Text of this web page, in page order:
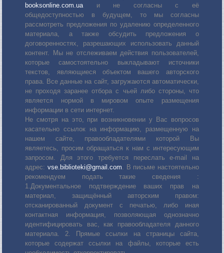
booksonline.com.ua и не согласны с её
общедоступностью в будущем, то мы согласны
рассмотреть предложения по удалению определенного
материала, а также обсудить предложения о
договоренностях, разрешающих использовать данный
контент. Мы не отслеживаем действия пользователей,
которые самостоятельно выкладывают источники
текстов, являющиеся объектом вашего авторского
права. Все данные на сайт, загружаются автоматически,
не проходя заранее отбора с чьей либо стороны, что
является нормой в мировом опыте размещения
информации в сети интернет.
Не смотря на это, при возникновении у Вас вопросов
касательно ссылок на информацию, размещенную на
нашем сайте, правообладателями которой Вы
являетесь, просим обращаться к нам с интересующим
запросом. Для этого требуется переслать е-mail на
адрес: vse.biblioteki@gmail.com . В письме настоятельно
рекомендуем подать такие сведения :
1.Документальное подтверждение ваших прав на
материал, защищённый авторским правом:
отсканированный документ с печатью, либо иная
контактная информация, позволяющая однозначно
идентифицировать вас, как правообладателя данного
материала. 2. Прямые ссылки на страницы сайта,
которые содержат ссылки на файлы, которые есть